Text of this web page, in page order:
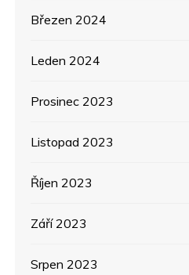
Březen 2024
Leden 2024
Prosinec 2023
Listopad 2023
Říjen 2023
Září 2023
Srpen 2023